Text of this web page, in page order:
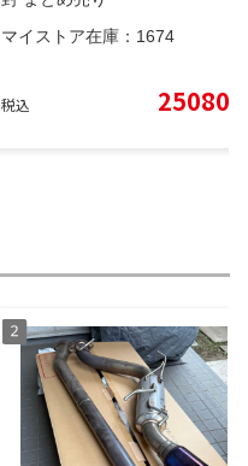
マイストア在庫： 1674
税込 25080